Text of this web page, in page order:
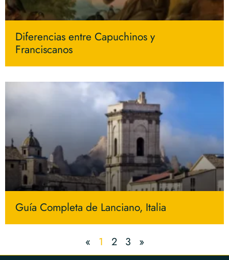
Diferencias entre Capuchinos y
Franciscanos
Guía Completa de Lanciano, Italia
« 1 2 3 »